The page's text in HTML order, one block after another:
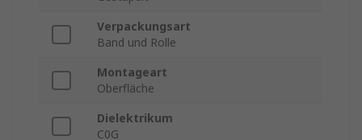
Verpackungsart
Band und Rolle
Montageart
Oberfläche
Dielektrikum
C0G